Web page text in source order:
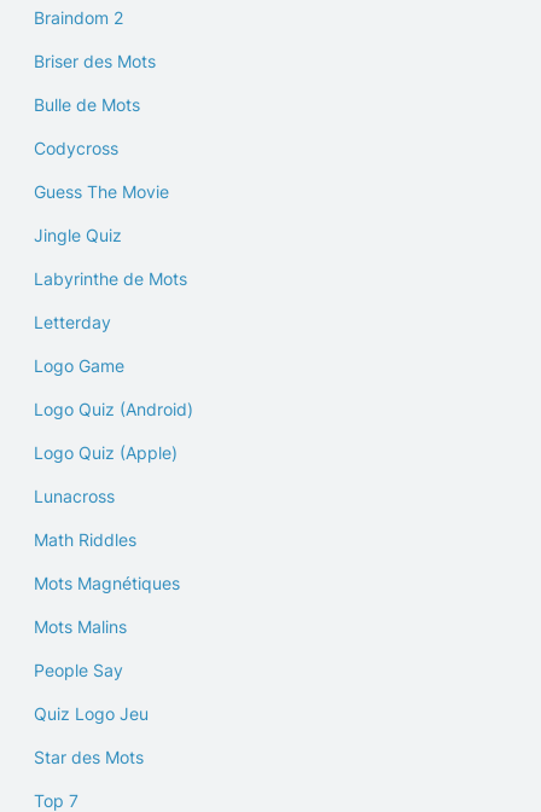
Braindom 2
Briser des Mots
Bulle de Mots
Codycross
Guess The Movie
Jingle Quiz
Labyrinthe de Mots
Letterday
Logo Game
Logo Quiz (Android)
Logo Quiz (Apple)
Lunacross
Math Riddles
Mots Magnétiques
Mots Malins
People Say
Quiz Logo Jeu
Star des Mots
Top 7